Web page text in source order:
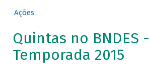
Ações
Quintas no BNDES -
Temporada 2015